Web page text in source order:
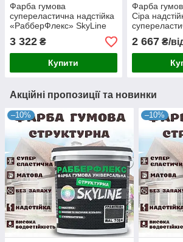
Фарба гумова
супереластична надстійка
«РабберФлекс» SkyLine
Бірюзова RAL 5018 18 кг
3 322 ₴
Купити
Фарба
Сіра
для будь-
2 667₴/
Акційні пропозиції та новинки
–10% –10%